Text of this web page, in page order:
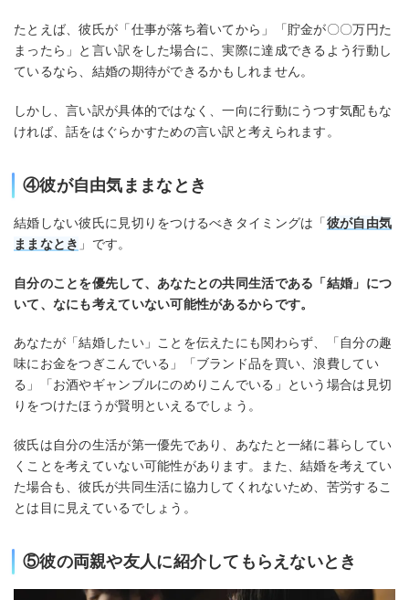
たとえば、彼氏が「仕事が落ち着いてから」「貯金が〇〇万円た
まったら」と言い訳をした場合に、実際に達成できるよう行動し
ているなら、結婚の期待ができるかもしれません。
しかし、言い訳が具体的ではなく、一向に行動にうつす気配もな
ければ、話をはぐらかすための言い訳と考えられます。
④彼が自由気ままなとき
結婚しない彼氏に見切りをつけるべきタイミングは「彼が自由気
ままなとき 」です。
自分のことを優先して、あなたとの共同生活である「結婚」につ
いて、なにも考えていない可能性があるからです。
あなたが「結婚したい」ことを伝えたにも関わらず、「自分の趣
味にお金をつぎこんでいる」「ブランド品を買い、浪費してい
る」「お酒やギャンブルにのめりこんでいる」という場合は見切
りをつけたほうが賢明といえるでしょう。
彼氏は自分の生活が第一優先であり、あなたと一緒に暮らしてい
くことを考えていない可能性があります。また、結婚を考えてい
た場合も、彼氏が共同生活に協力してくれないため、苦労するこ
とは目に見えているでしょう。
⑤彼の両親や友人に紹介してもらえないとき